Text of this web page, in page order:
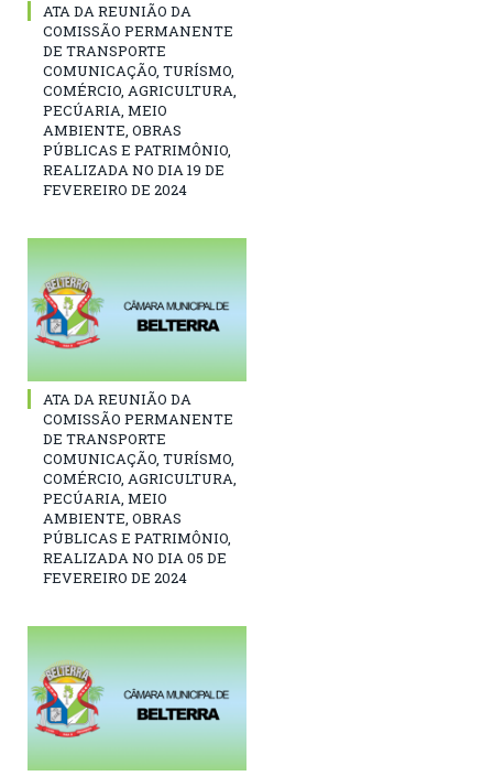
ATA DA REUNIÃO DA
COMISSÃO PERMANENTE
DE TRANSPORTE
COMUNICAÇÃO, TURÍSMO,
COMÉRCIO, AGRICULTURA,
PECÚARIA, MEIO
AMBIENTE, OBRAS
PÚBLICAS E PATRIMÔNIO,
REALIZADA NO DIA 19 DE
FEVEREIRO DE 2024
ATA DA REUNIÃO DA
COMISSÃO PERMANENTE
DE TRANSPORTE
COMUNICAÇÃO, TURÍSMO,
COMÉRCIO, AGRICULTURA,
PECÚARIA, MEIO
AMBIENTE, OBRAS
PÚBLICAS E PATRIMÔNIO,
REALIZADA NO DIA 05 DE
FEVEREIRO DE 2024